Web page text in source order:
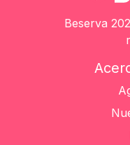
Beserva